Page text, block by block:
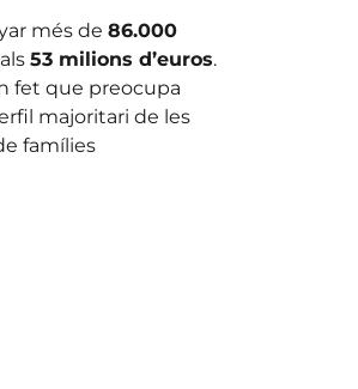
més de 86.000
53 milions d’euros.
fet que preocupa
majoritari de les
famílies